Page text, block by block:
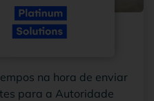
na hora de enviar
para a Autoridade